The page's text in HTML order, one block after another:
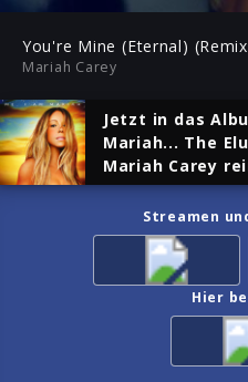
Play
You're Mine (Eternal)
Mariah Carey
Jetzt in das
Mariah... The
Mariah Carey
Streamen
Hier